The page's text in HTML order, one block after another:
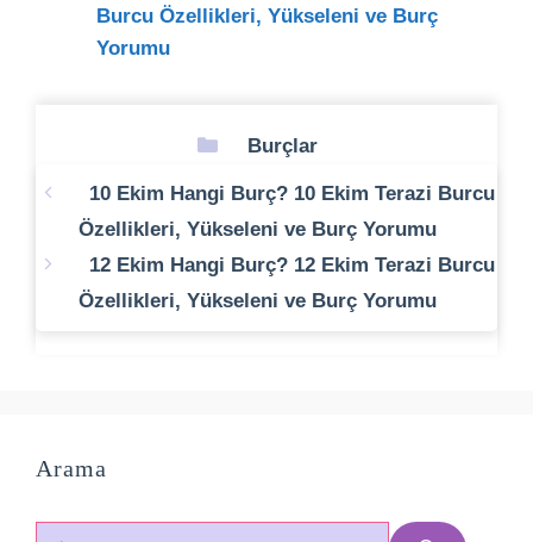
Burcu Özellikleri, Yükseleni ve Burç
Yorumu
Kategoriler
Burçlar
10 Ekim Hangi Burç? 10 Ekim Terazi Burcu
Özellikleri, Yükseleni ve Burç Yorumu
12 Ekim Hangi Burç? 12 Ekim Terazi Burcu
Özellikleri, Yükseleni ve Burç Yorumu
Arama
için